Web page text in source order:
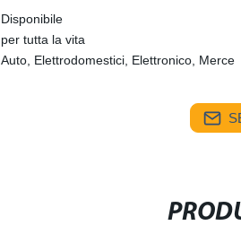
Disponibile
per tutta la vita
Auto, Elettrodomestici, Elettronico, Merce